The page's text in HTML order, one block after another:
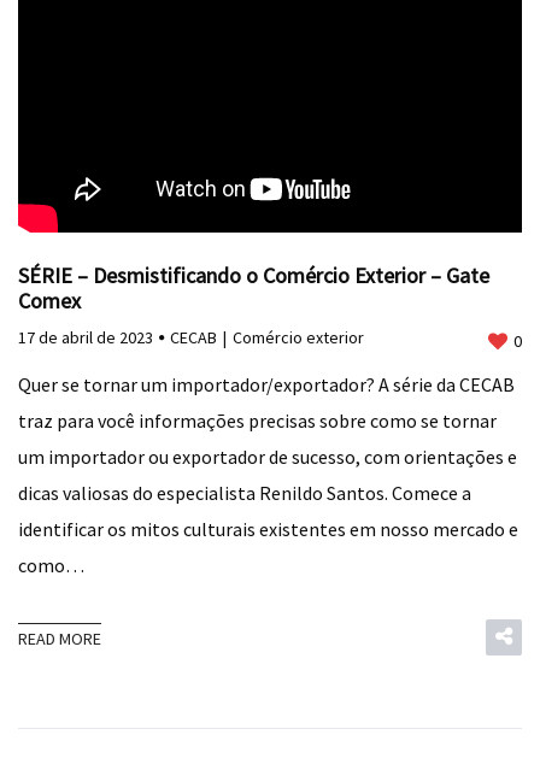
SÉRIE – Desmistificando o Comércio Exterior – Gate
Comex
17 de abril de 2023 CECAB Comércio exterior 0
Quer se tornar um importador/exportador? A série da CECAB
traz para você informações precisas sobre como se tornar
um importador ou exportador de sucesso, com orientações e
dicas valiosas do especialista Renildo Santos. Comece a
identificar os mitos culturais existentes em nosso mercado e
como…
READ MORE